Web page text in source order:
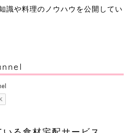
識や料理のノウハウを公開してい